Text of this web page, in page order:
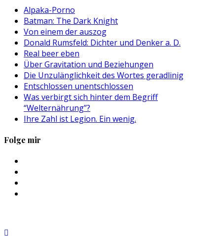
Alpaka-Porno
Batman: The Dark Knight
Von einem der auszog
Donald Rumsfeld: Dichter und Denker a. D.
Real beer eben
Über Gravitation und Beziehungen
Die Unzulänglichkeit des Wortes geradlinig
Entschlossen unentschlossen
Was verbirgt sich hinter dem Begriff
“Welternährung”?
Ihre Zahl ist Legion. Ein wenig.
Folge mir